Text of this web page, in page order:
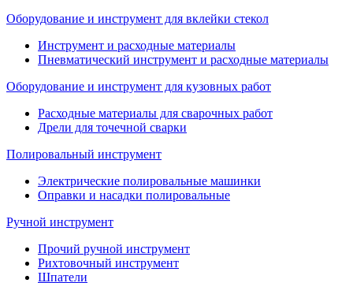
Оборудование и инструмент для вклейки стекол
Инструмент и расходные материалы
Пневматический инструмент и расходные материалы
Оборудование и инструмент для кузовных работ
Расходные материалы для сварочных работ
Дрели для точечной сварки
Полировальный инструмент
Электрические полировальные машинки
Оправки и насадки полировальные
Ручной инструмент
Прочий ручной инструмент
Рихтовочный инструмент
Шпатели